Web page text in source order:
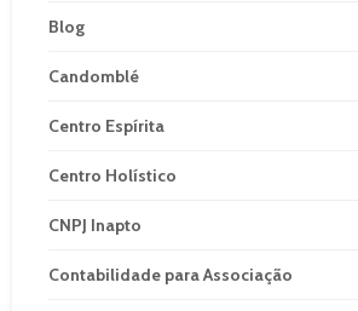
Blog
Candomblé
Centro Espírita
Centro Holístico
CNPJ Inapto
Contabilidade para Associação